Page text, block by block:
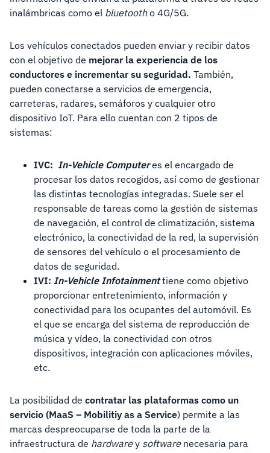
inalámbricas como el bluetootho 4G/5G.
Los vehículos conectados pueden enviar y recibir datos
con el objetivo de mejorar la experiencia de los
conductores e incrementar su seguridad. También,
pueden conectarse a servicios de emergencia,
carreteras, radares, semáforos y cualquier otro
dispositivo IoT. Para ello cuentan con 2 tipos de
sistemas:
IVC: In-Vehicle Computeres el encargado de
procesar los datos recogidos, así como de gestionar
las distintas tecnologías integradas. Suele ser el
responsable de tareas como la gestión de sistemas
de navegación, el control de climatización, sistema
electrónico, la conectividad de la red, la supervisión
de sensores del vehículo o el procesamiento de
datos de seguridad.
IVI: In-Vehicle Infotainmenttiene como objetivo
proporcionar entretenimiento, información y
conectividad para los ocupantes del automóvil. Es
el que se encarga del sistema de reproducción de
música y vídeo, la conectividad con otros
dispositivos, integración con aplicaciones móviles,
etc.
La posibilidad de contratar las plataformas como un
servicio (MaaS – Mobilitiy as a Service) permite a las
marcas despreocuparse de toda la parte de la
infraestructura de hardwarey software necesaria para